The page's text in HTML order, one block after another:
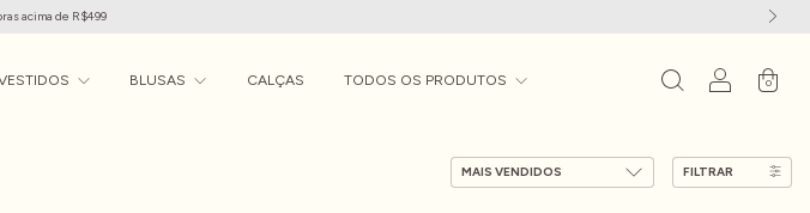
acima de R$499
BLUSAS CALÇAS TODOS OS PRODUTOS 0
FILTRAR